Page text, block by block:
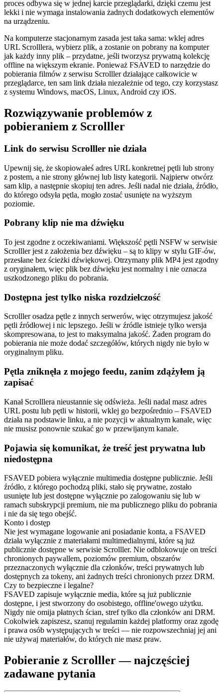
proces odbywa się w jednej karcie przeglądarki, dzięki czemu jest
lekki i nie wymaga instalowania żadnych dodatkowych elementów
na urządzeniu.
Na komputerze stacjonarnym zasada jest taka sama: wklej adres
URL Scrolllera, wybierz plik, a zostanie on pobrany na komputer
jak każdy inny plik – przydatne, jeśli tworzysz prywatną kolekcję
offline na większym ekranie. Ponieważ FSAVED to narzędzie do
pobierania filmów z serwisu Scrolller działające całkowicie w
przeglądarce, ten sam link działa niezależnie od tego, czy korzystasz
z systemu Windows, macOS, Linux, Android czy iOS.
Rozwiązywanie problemów z
pobieraniem z Scrolller
Link do serwisu Scrolller nie działa
Upewnij się, że skopiowałeś adres URL konkretnej pętli lub strony
z postem, a nie strony głównej lub listy kategorii. Najpierw otwórz
sam klip, a następnie skopiuj ten adres. Jeśli nadal nie działa, źródło,
do którego odsyła pętla, mogło zostać usunięte na wyższym
poziomie.
Pobrany klip nie ma dźwięku
To jest zgodne z oczekiwaniami. Większość pętli NSFW w serwisie
Scrolller jest z założenia bez dźwięku – są to klipy w stylu GIF-ów,
przesłane bez ścieżki dźwiękowej. Otrzymany plik MP4 jest zgodny
z oryginałem, więc plik bez dźwięku jest normalny i nie oznacza
uszkodzonego pliku do pobrania.
Dostępna jest tylko niska rozdzielczość
Scrolller osadza pętle z innych serwerów, więc otrzymujesz jakość
pętli źródłowej i nic lepszego. Jeśli w źródle istnieje tylko wersja
skompresowana, to jest to maksymalna jakość. Żaden program do
pobierania nie może dodać szczegółów, których nigdy nie było w
oryginalnym pliku.
Pętla zniknęła z mojego feedu, zanim zdążyłem ją
zapisać
Kanał Scrolllera nieustannie się odświeża. Jeśli nadal masz adres
URL postu lub pętli w historii, wklej go bezpośrednio – FSAVED
działa na podstawie linku, a nie pozycji w aktualnym kanale, więc
nie musisz ponownie szukać go w przewijanym kanale.
Pojawia się komunikat, że treść jest prywatna lub
niedostępna
FSAVED pobiera wyłącznie multimedia dostępne publicznie. Jeśli
źródło, z którego pochodzą pliki, stało się prywatne, zostało
usunięte lub jest dostępne wyłącznie po zalogowaniu się lub w
ramach subskrypcji premium, nie ma publicznego pliku do pobrania
i nie da się tego obejść.
Konto i dostęp
Nie jest wymagane logowanie ani posiadanie konta, a FSAVED
działa wyłącznie z materiałami multimedialnymi, które są już
publicznie dostępne w serwisie Scrolller. Nie odblokowuje on treści
chronionych paywallem, poziomów premium, obszarów
przeznaczonych wyłącznie dla członków, treści prywatnych lub
dostępnych za tokeny, ani żadnych treści chronionych przez DRM.
Czy to bezpieczne i legalne?
FSAVED zapisuje wyłącznie media, które są już publicznie
dostępne, i jest stworzony do osobistego, offline'owego użytku.
Nigdy nie omija płatnych ścian, stref tylko dla członków ani DRM.
Cokolwiek zapiszesz, szanuj regulamin każdej platformy oraz zgodę
i prawa osób występujących w treści — nie rozpowszechniaj jej ani
nie używaj materiałów, do których nie masz praw.
Pobieranie z Scrolller — najczęściej
zadawane pytania